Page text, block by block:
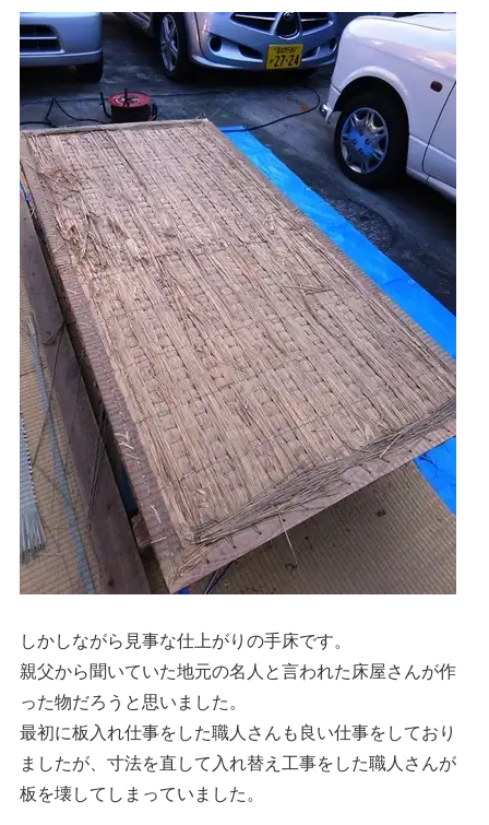
しかしながら見事な仕上がりの手床です。
親父から聞いていた地元の名人と言われた床屋さんが作
った物だろうと思いました。
最初に板入れ仕事をした職人さんも良い仕事をしており
ましたが、寸法を直して入れ替え工事をした職人さんが
板を壊してしまっていました。